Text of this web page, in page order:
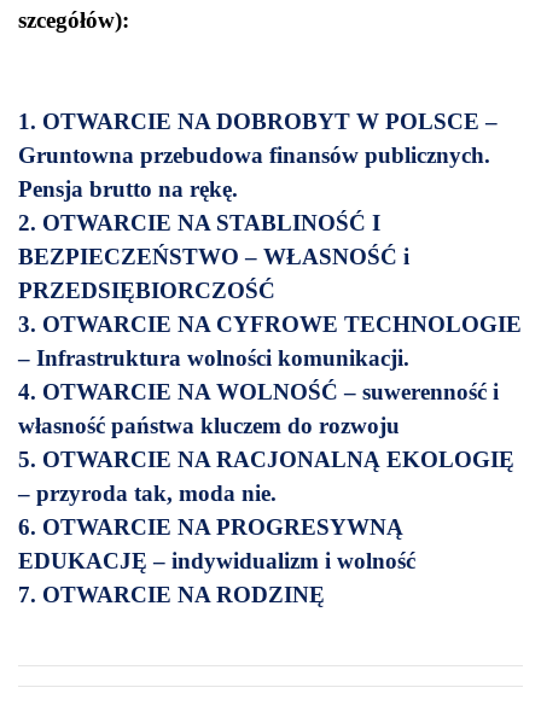
szcegółów):
1. OTWARCIE NA DOBROBYT W POLSCE –
Gruntowna przebudowa finansów publicznych.
Pensja brutto na rękę.
2. OTWARCIE NA STABLINOŚĆ I
BEZPIECZEŃSTWO – WŁASNOŚĆ i
PRZEDSIĘBIORCZOŚĆ
3. OTWARCIE NA CYFROWE TECHNOLOGIE
– Infrastruktura wolności komunikacji.
4. OTWARCIE NA WOLNOŚĆ – suwerenność i
własność państwa kluczem do rozwoju
5. OTWARCIE NA RACJONALNĄ EKOLOGIĘ
– przyroda tak, moda nie.
6. OTWARCIE NA PROGRESYWNĄ
EDUKACJĘ – indywidualizm i wolność
7. OTWARCIE NA RODZINĘ